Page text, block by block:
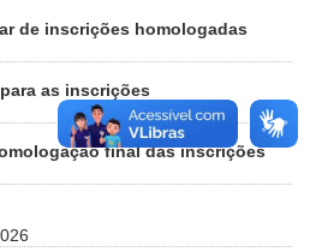
de inscrições homologadas
as inscrições
final das inscrições